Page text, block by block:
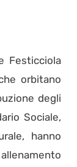
Festicciola
orbitano
degli
Sociale,
hanno